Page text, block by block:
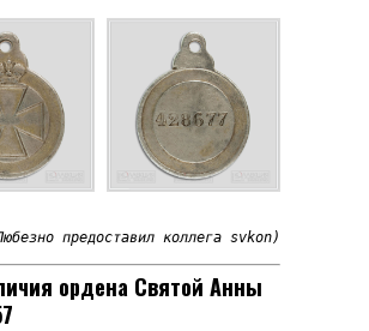
предоставил коллега svkon)
ордена Святой Анны